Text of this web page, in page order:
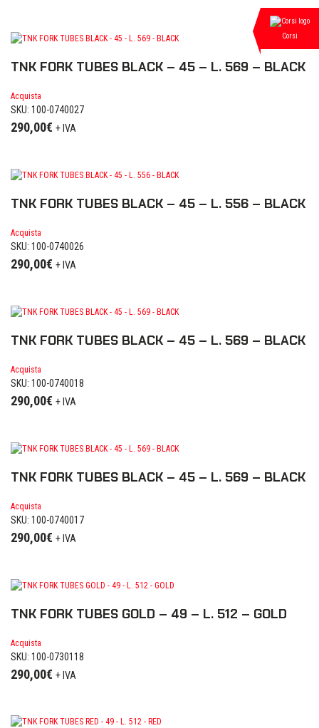
TNK FORK TUBES BLACK – 45 – L. 569 – BLACK
Acquista
SKU: 100-0740027
290,00€ + IVA
TNK FORK TUBES BLACK – 45 – L. 556 – BLACK
Acquista
SKU: 100-0740026
290,00€ + IVA
TNK FORK TUBES BLACK – 45 – L. 569 – BLACK
Acquista
SKU: 100-0740018
290,00€ + IVA
TNK FORK TUBES BLACK – 45 – L. 569 – BLACK
Acquista
SKU: 100-0740017
290,00€ + IVA
TNK FORK TUBES GOLD – 49 – L. 512 – GOLD
Acquista
SKU: 100-0730118
290,00€ + IVA
Corsi